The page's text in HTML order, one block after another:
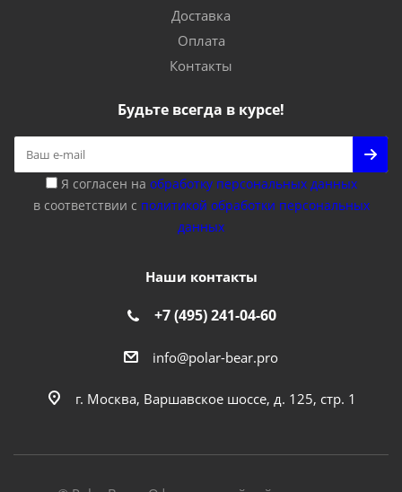
Доставка
Оплата
Контакты
Будьте всегда в курсе!
Я согласен на обработку персональных данных
в соответствии с политикой обработки персональных
данных
Наши контакты
+7 (495) 241-04-60
info@polar-bear.pro
г. Москва, Варшавское шоссе, д. 125, стр. 1